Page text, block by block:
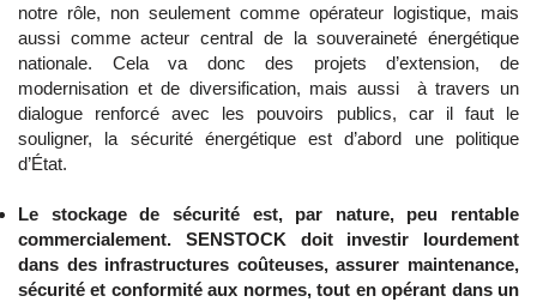
notre rôle, non seulement comme opérateur logistique, mais
aussi comme acteur central de la souveraineté énergétique
nationale. Cela va donc des projets d’extension, de
modernisation et de diversification, mais aussi à travers un
dialogue renforcé avec les pouvoirs publics, car il faut le
souligner, la sécurité énergétique est d’abord une politique
d’État.
Le stockage de sécurité est, par nature, peu rentable
commercialement. SENSTOCK doit investir lourdement
dans des infrastructures coûteuses, assurer maintenance,
sécurité et conformité aux normes, tout en opérant dans un